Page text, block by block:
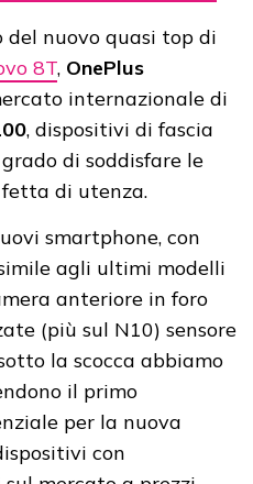
nuovo quasi top di
8T, OnePlus
internazionale di
, dispositivi di fascia
di soddisfare le
di utenza.
smartphone, con
agli ultimi modelli
anteriore in foro
(più sul N10) sensore
la scocca abbiamo
il primo
per la nuova
con